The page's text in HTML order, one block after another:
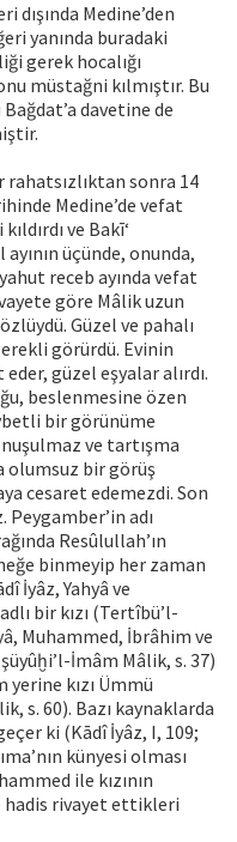
dışında Medine’den
yanında buradaki
gerek hocalığı
müstağni kılmıştır. Bu
davetine de
sonra 14
Medine’de vefat
ve Bakī‘
üçünde, onunda,
receb ayında vefat
göre Mâlik uzun
Güzel ve pahalı
görürdü. Evinin
güzel eşyalar alırdı.
beslenmesine özen
bir görünüme
ve tartışma
olumsuz bir görüş
cesaret edemezdi. Son
adı
Resûlullah’ın
binmeyip her zaman
İyâz, Yahyâ ve
bir kızı (Tertîbü’l-
Muhammed, İbrâhim ve
İmâm Mâlik, s. 37)
kızı Ümmü
s. 60). Bazı kaynaklarda
ki (Kādî İyâz, I, 109;
künyesi olması
ile kızının
hadis rivayet ettikleri